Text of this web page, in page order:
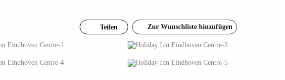
Teilen Zur Wunschliste hinzufügen